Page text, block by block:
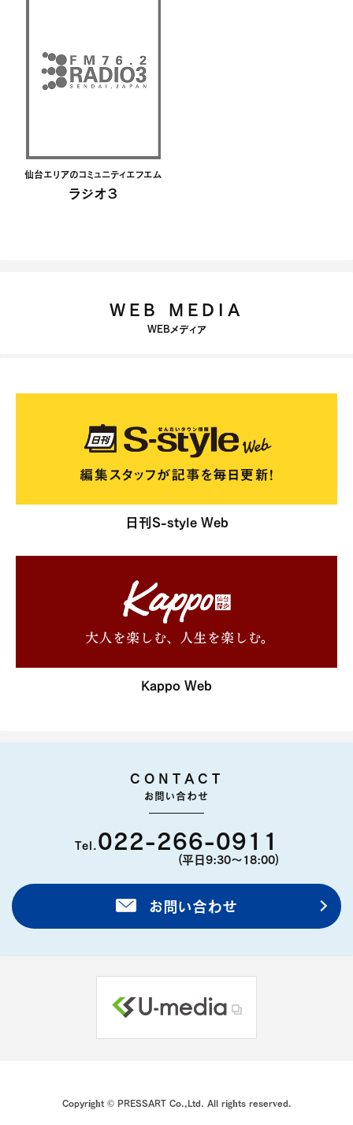
仙台エリアのコミュニティエフエム
ラジオ３
WEB MEDIA
WEBメディア
日刊S-style Web
Kappo Web
CONTACT
お問い合わせ
Tel. 022-266-0911
(平日9:30〜18:00)
お問い合わせ
Copyright © PRESSART Co.,Ltd. All rights reserved.